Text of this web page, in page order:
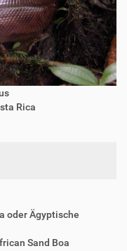
Rica
oder Ägyptische
Sand Boa